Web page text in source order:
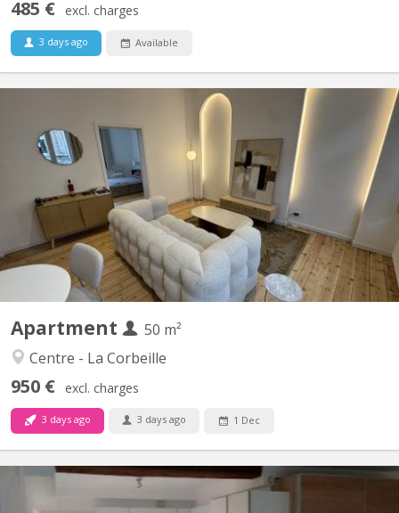
485 € excl. charges
3 days ago Available
Apartment
50 m²
Centre - La Corbeille
950 € excl. charges
3 days ago 3 days ago 1 Dec
KN 5436
📍 RUE DEWEZ 50 à NAMUR (plus de photos sur demande) 🏡
Appartements de standing, entièrement neuf & meublés
(domiciliation possible). ✅ APPARTEMENT N° 3 : 💸 Loyer : 1. 100
€/mois toutes charges incluses (eau, gaz, électricité, internet).
Sans provision et décompte. 📏 Superficie : +/- 50 m² 🛏️...